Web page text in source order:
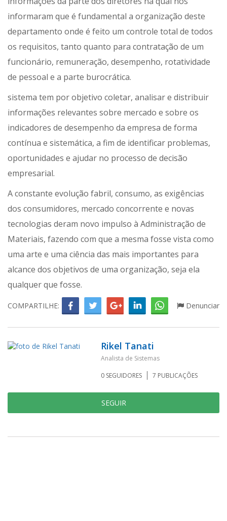
informaram que é fundamental a organização deste
departamento onde é feito um controle total de todos
os requisitos, tanto quanto para contratação de um
funcionário, remuneração, desempenho, rotatividade
de pessoal e a parte burocrática.
sistema tem por objetivo coletar, analisar e distribuir
informações relevantes sobre mercado e sobre os
indicadores de desempenho da empresa de forma
contínua e sistemática, a fim de identificar problemas,
oportunidades e ajudar no processo de decisão
empresarial.
A constante evolução fabril, consumo, as exigências
dos consumidores, mercado concorrente e novas
tecnologias deram novo impulso à Administração de
Materiais, fazendo com que a mesma fosse vista como
uma arte e uma ciência das mais importantes para
alcance dos objetivos de uma organização, seja ela
qualquer que fosse.
COMPARTILHE: Denunciar
Rikel Tanati
Analista de Sistemas
0 SEGUIDORES 7 PUBLICAÇÕES
SEGUIR